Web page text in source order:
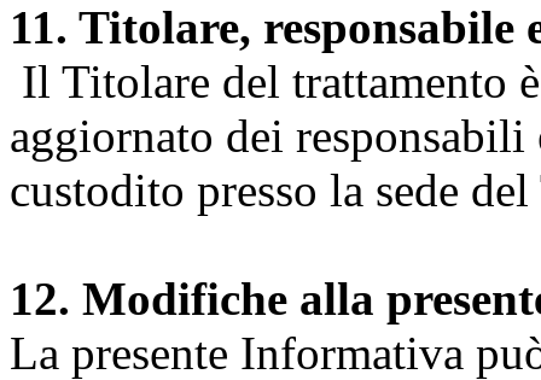
11. Titolare, responsabile
Il Titolare del trattamento
aggiornato dei
custodito presso la sede
12. Modifiche alla
La presente Informativa